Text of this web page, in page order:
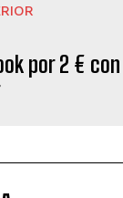
por 2 € con